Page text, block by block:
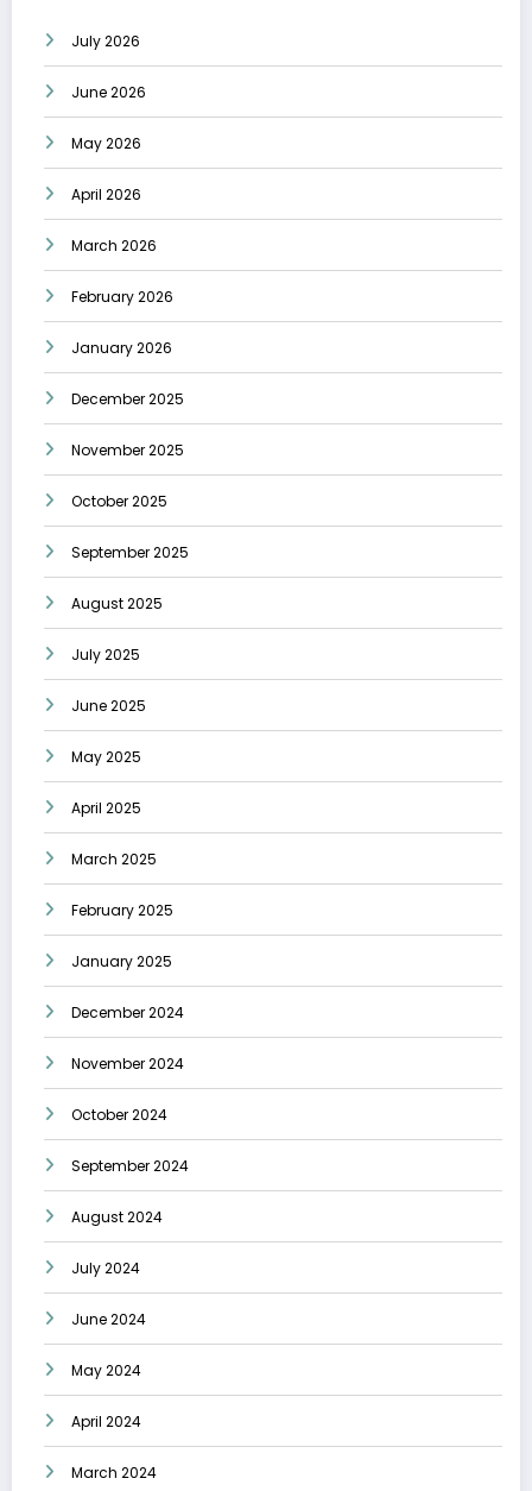
July 2026
June 2026
May 2026
April 2026
March 2026
February 2026
January 2026
December 2025
November 2025
October 2025
September 2025
August 2025
July 2025
June 2025
May 2025
April 2025
March 2025
February 2025
January 2025
December 2024
November 2024
October 2024
September 2024
August 2024
July 2024
June 2024
May 2024
April 2024
March 2024